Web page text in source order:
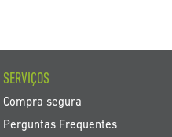
SERVIÇOS
Compra segura
Perguntas Frequentes